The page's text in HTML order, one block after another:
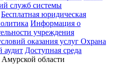
служб системы
Бесплатная юридическая
Информация о
учреждения
оказания услуг Охрана
аудит Доступная среда
области